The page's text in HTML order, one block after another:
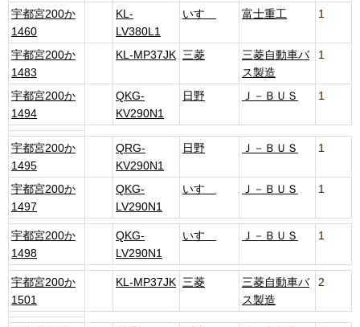
宇都宮200か
1460
KL-
LV380L1
いすゞ 富士重工 1
宇都宮200か
1483
KL-MP37JK 三菱
三菱自動車バ
ス製造
1
宇都宮200か
1494
QKG-
KV290N1
日野 Ｊ－ＢＵＳ 1
宇都宮200か
1495
QRG-
KV290N1
日野 Ｊ－ＢＵＳ 1
宇都宮200か
1497
QKG-
LV290N1
いすゞ Ｊ－ＢＵＳ 1
宇都宮200か
1498
QKG-
LV290N1
いすゞ Ｊ－ＢＵＳ 1
宇都宮200か
1501
KL-MP37JK 三菱
三菱自動車バ
ス製造
2